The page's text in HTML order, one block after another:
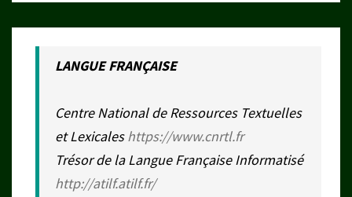
LANGUE FRANÇAISE
Centre National de Ressources Textuelles
et Lexicaleshttps://www.cnrtl.fr
Trésor de la Langue Française Informatisé
http://atilf.atilf.fr/